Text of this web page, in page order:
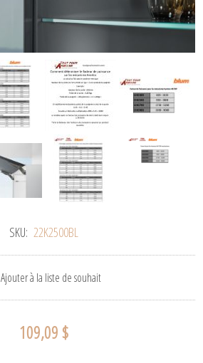
SKU: 22K2500BL
Ajouter à la liste de souhait
109,09 $